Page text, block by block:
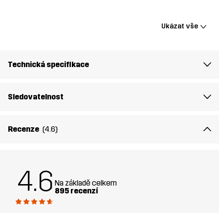
v teple a pohodlí díky měkkému fleecovému materiálu. Tato bunda
zajišťují přiléhavé a pohodlné nošení, zatímco elastické popruhy
přidávají další vrstvu bezpečnosti. Navíc s našimi odpovídajícími
Váha:
Určeno pro
Ukázat vše
Technická specifikace
Sledovatelnost
Recenze (4.6)
4.6 Na základě celkem
895 recenzí